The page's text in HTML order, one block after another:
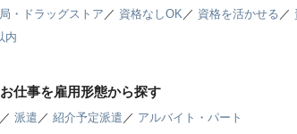
・ドラッグストア ／ 資格なしOK ／ 資格を活かせる ／
内
仕事を雇用形態から探す
／派遣 ／紹介予定派遣 ／ アルバイト・パート